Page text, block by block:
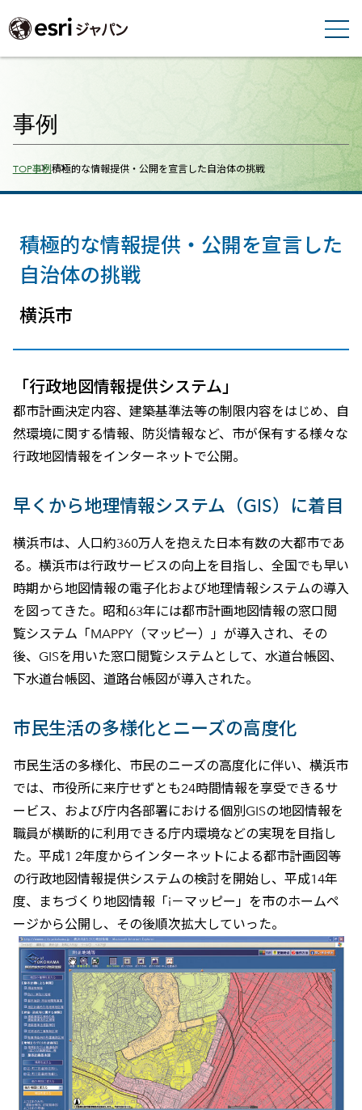
事例
Breadcrumbs
TOP事例積極的な情報提供・公開を宣言した自治体の挑戦
積極的な情報提供・公開を宣言した
自治体の挑戦
横浜市
「行政地図情報提供システム」
都市計画決定内容、建築基準法等の制限内容をはじめ、自
然環境に関する情報、防災情報など、市が保有する様々な
行政地図情報をインターネットで公開。
早くから地理情報システム（GIS）に着目
横浜市は、人口約360万人を抱えた日本有数の大都市であ
る。横浜市は行政サービスの向上を目指し、全国でも早い
時期から地図情報の電子化および地理情報システムの導入
を図ってきた。昭和63年には都市計画地図情報の窓口閲
覧システム「MAPPY（マッピー）」が導入され、その
後、GISを用いた窓口閲覧システムとして、水道台帳図、
下水道台帳図、道路台帳図が導入された。
市民生活の多様化とニーズの高度化
市民生活の多様化、市民のニーズの高度化に伴い、横浜市
では、市役所に来庁せずとも24時間情報を享受できるサ
ービス、および庁内各部署における個別GISの地図情報を
職員が横断的に利用できる庁内環境などの実現を目指し
た。平成1 2年度からインターネットによる都市計画図等
の行政地図情報提供システムの検討を開始し、平成14年
度、まちづくり地図情報「i－マッピー」を市のホームペ
ージから公開し、その後順次拡大していった。